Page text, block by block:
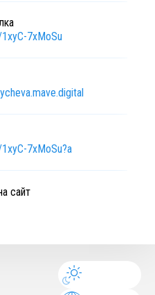
7xMoSu
7xMoSu?a
сайт